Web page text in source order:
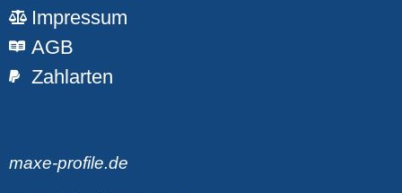
Impressum
AGB
Zahlarten
maxe-profile.de